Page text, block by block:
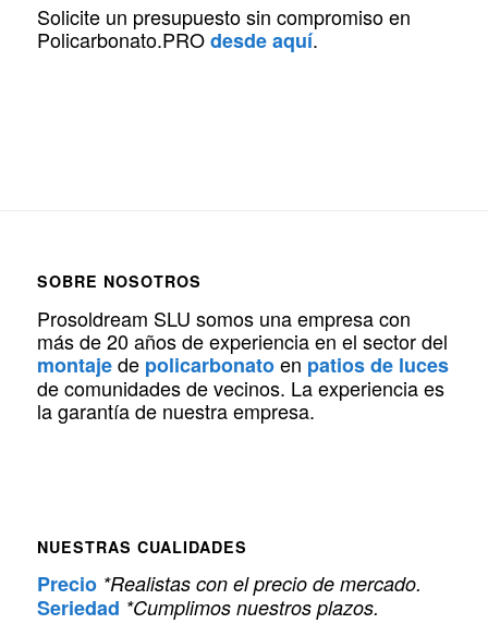
Solicite un presupuesto sin compromiso en
Policarbonato.PROdesde aquí.
SOBRE NOSOTROS
Prosoldream SLU somos una empresa con
más de 20 años de experiencia en el sector del
montajede policarbonatoen patios de luces
de comunidades de vecinos. La experiencia es
la garantía de nuestra empresa.
NUESTRAS CUALIDADES
Precio *Realistas con el precio de mercado.
Seriedad *Cumplimos nuestros plazos.